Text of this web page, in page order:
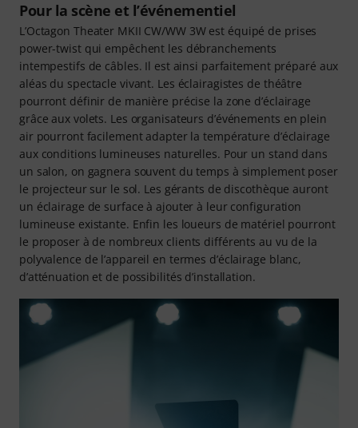
Pour la scène et l’événementiel
L’Octagon Theater MKII CW/WW 3W est équipé de prises
power-twist qui empêchent les débranchements
intempestifs de câbles. Il est ainsi parfaitement préparé aux
aléas du spectacle vivant. Les éclairagistes de théâtre
pourront définir de manière précise la zone d’éclairage
grâce aux volets. Les organisateurs d’événements en plein
air pourront facilement adapter la température d’éclairage
aux conditions lumineuses naturelles. Pour un stand dans
un salon, on gagnera souvent du temps à simplement poser
le projecteur sur le sol. Les gérants de discothèque auront
un éclairage de surface à ajouter à leur configuration
lumineuse existante. Enfin les loueurs de matériel pourront
le proposer à de nombreux clients différents au vu de la
polyvalence de l’appareil en termes d’éclairage blanc,
d’atténuation et de possibilités d’installation.